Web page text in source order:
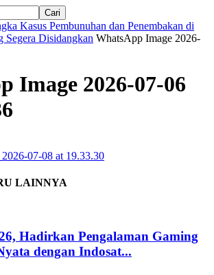
Kasus Pembunuhan dan Penembakan di
Segera Disidangkan WhatsApp Image 2026-
Image 2026-07-06
LAINNYA
Hadirkan Pengalaman Gaming
dengan Indosat...